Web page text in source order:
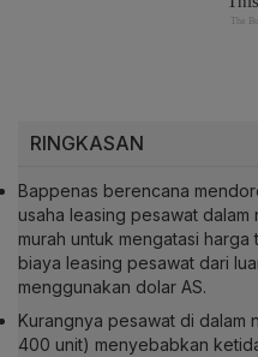
RINGKASAN
Bappenas berencana
usaha leasing pesawat
murah untuk mengatasi
biaya leasing pesawat dari
menggunakan dolar AS.
Kurangnya pesawat di dalam
400 unit) menyebabkan